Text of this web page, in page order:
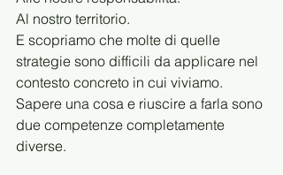
Al nostro territorio.
E scopriamo che molte di quelle
strategie sono difficili da applicare nel
contesto concreto in cui viviamo.
Sapere una cosa e riuscire a farla sono
due competenze completamente
diverse.